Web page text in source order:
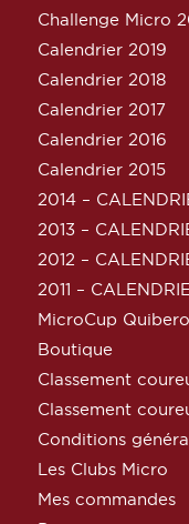
Challenge Micro
Calendrier 2019
Calendrier 2018
Calendrier 2017
Calendrier 2016
Calendrier 2015
2014 –
2013 –
2012 –
2011 –
MicroCup
Boutique
Classement
Classement
Conditions
Les Clubs Micro
Mes commandes